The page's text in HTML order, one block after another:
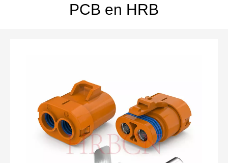
PCB en HRB